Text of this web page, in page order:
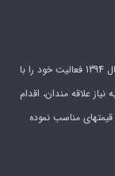
تیم هنری کلک عشق با هدف اعتلای هنر این مرز و بوم از سال 1394 فعالیت خود را با
علاقه مندان، اقدام
مناسب نموده